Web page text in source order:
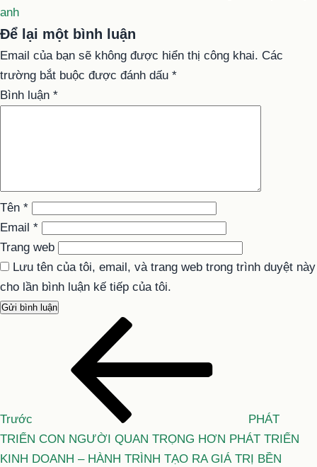
anh
Để lại một bình luận
Email của bạn sẽ không được hiển thị công khai. Các
trường bắt buộc được đánh dấu *
Bình luận *
Tên *
Email *
Trang web
Lưu tên của tôi, email, và trang web trong trình duyệt này
cho lần bình luận kế tiếp của tôi.
viết
Trước
PHÁT
TRIỂN CON NGƯỜI QUAN TRỌNG HƠN PHÁT TRIỂN
KINH DOANH – HÀNH TRÌNH TẠO RA GIÁ TRỊ BỀN